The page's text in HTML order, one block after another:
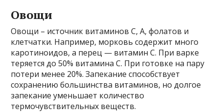
Овощи
Овощи – источник витаминов C, A, фолатов и
клетчатки. Например, морковь содержит много
каротиноидов, а перец — витамин C. При варке
теряется до 50% витамина C. При готовке на пару
потери менее 20%. Запекание способствует
сохранению большинства витаминов, но долгое
запекание уменьшает количество
термочувствительных веществ.